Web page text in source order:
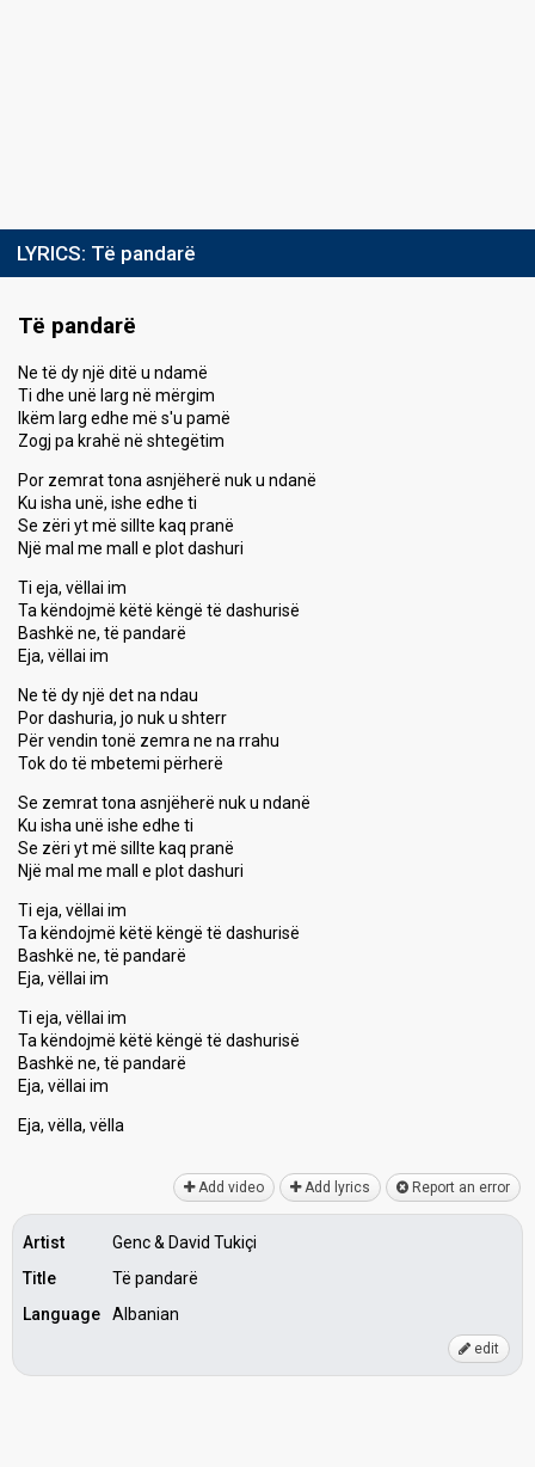
LYRICS: Të pandarë
Të pandarë
Ne të dy një ditë u ndamë
Ti dhe unë larg në mërgim
Ikëm larg edhe më s'u pamë
Zogj pa krahë në shtegëtim
Por zemrat tona asnjëherë nuk u ndanë
Ku isha unë, ishe edhe ti
Se zëri yt më sillte kaq pranë
Një mal me mall e plot dashuri
Ti eja, vëllai im
Ta këndojmë këtë këngë të dashurisë
Bashkë ne, të pandarë
Eja, vëllai im
Ne të dy një det na ndau
Por dashuria, jo nuk u shterr
Për vendin tonë zemra ne na rrahu
Tok do të mbetemi përherë
Se zemrat tona asnjëherë nuk u ndanë
Ku isha unë ishe edhe ti
Se zëri yt më sillte kaq pranë
Një mal me mall e plot dashuri
Ti eja, vëllai im
Ta këndojmë këtë këngë të dashurisë
Bashkë ne, të pandarë
Eja, vëllai im
Ti eja, vëllai im
Ta këndojmë këtë këngë të dashurisë
Baѕhkë ne, të pandarë
Eja, vëllai im
Eja, vëlla, vëllа
Add video Add lyrics Report an error
Artist
Genc & David Tukiçi
Title
Të pandarë
Language
Albanian
edit